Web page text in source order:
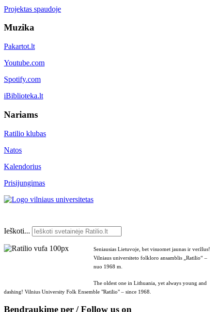
Projektas spaudoje
Muzika
Pakartot.lt
Youtube.com
Spotify.com
iBiblioteka.lt
Nariams
Ratilio klubas
Natos
Kalendorius
Prisijungimas
Ieškoti...
Seniausias Lietuvoje, bet visuomet jaunas ir veržlus!
Vilniaus universiteto folkloro ansamblis „Ratilio“ –
nuo 1968 m.
The oldest one in Lithuania, yet always young and
dashing! Vilnius University Folk Ensemble "Ratilio" – since 1968.
Bendraukime per / Follow us on